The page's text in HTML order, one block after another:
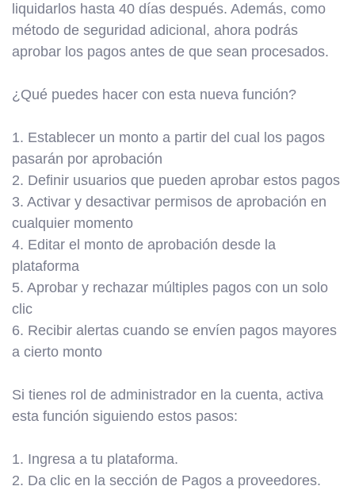
liquidarlos hasta 40 días después. Además, como
método de seguridad adicional, ahora podrás
aprobar los pagos antes de que sean procesados.
¿Qué puedes hacer con esta nueva función?
1. Establecer un monto a partir del cual los pagos
pasarán por aprobación
2. Definir usuarios que pueden aprobar estos pagos
3. Activar y desactivar permisos de aprobación en
cualquier momento
4. Editar el monto de aprobación desde la
plataforma
5. Aprobar y rechazar múltiples pagos con un solo
clic
6. Recibir alertas cuando se envíen pagos mayores
a cierto monto
Si tienes rol de administrador en la cuenta, activa
esta función siguiendo estos pasos:
1. Ingresa a tu plataforma.
2. Da clic en la sección de Pagos a proveedores.